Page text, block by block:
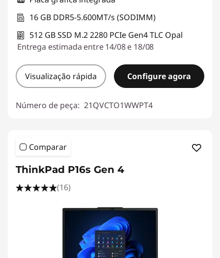
16 GB DDR5-5.600MT/s (SODIMM)
512 GB SSD M.2 2280 PCIe Gen4 TLC Opal
Entrega estimada entre 14/08 e 18/08
Visualização rápida Configure agora
Número de peça: 21QVCTO1WWPT4
Comparar
ThinkPad P16s Gen 4
(16)